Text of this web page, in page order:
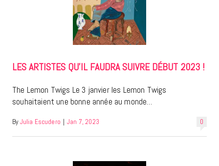
LES ARTISTES QU’IL FAUDRA SUIVRE DÉBUT 2023 !
The Lemon Twigs Le 3 janvier les Lemon Twigs
souhaitaient une bonne année au monde…
0
By Julia Escudero | Jan 7, 2023